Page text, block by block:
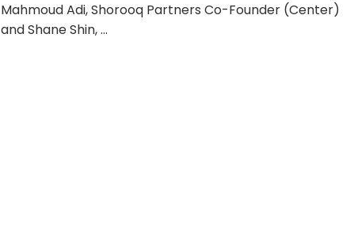
Mahmoud Adi, Shorooq Partners Co-Founder (Center)
and Shane Shin, ...